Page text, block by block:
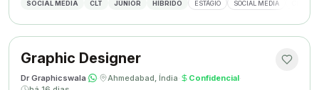
SOCIAL MEDIA CLT JÚNIOR HÍBRIDO ESTÁGIO SOCIAL MEDIA
Graphic Designer
Dr Graphicswala· · Ahmedabad, Índia· Confidencial·